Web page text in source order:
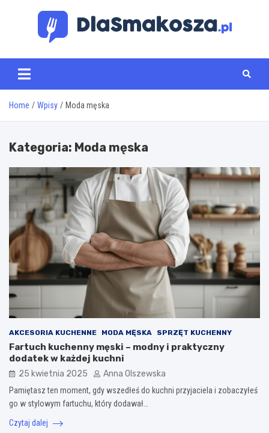
www.dlasmakosza.pl
Home Wpisy Moda męska
Kategoria: Moda męska
AKCESORIA KUCHENNE MODA MĘSKA SPRZĘT KUCHENNY
Fartuch kuchenny męski – modny i praktyczny
dodatek w każdej kuchni
25 kwietnia 2025 Anna Olszewska
Pamiętasz ten moment, gdy wszedłeś do kuchni przyjaciela i zobaczyłeś
go w stylowym fartuchu, który dodawał…
Czytaj dalej